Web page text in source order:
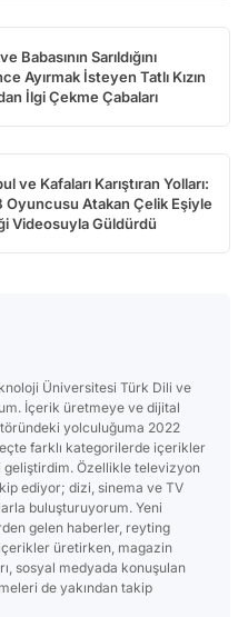
Babasının Sarıldığını
Ayırmak İsteyen Tatlı Kızın
İlgi Çekme Çabaları
ve Kafaları Karıştıran Yolları:
Oyuncusu Atakan Çelik Eşiyle
Videosuyla Güldürdü
Üniversitesi Türk Dili ve
İçerik üretmeye ve dijital
yolculuğuma 2022
farklı kategorilerde içerikler
Özellikle televizyon
ediyor; dizi, sinema ve TV
buluşturuyorum. Yeni
gelen haberler, reyting
üretirken, magazin
sosyal medyada konuşulan
de yakından takip